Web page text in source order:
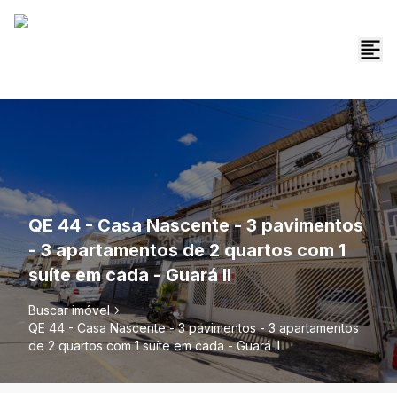
QE 44 - Casa Nascente - 3 pavimentos
- 3 apartamentos de 2 quartos com 1
suíte em cada - Guará II
Buscar imóvel
QE 44 - Casa Nascente - 3 pavimentos - 3 apartamentos
de 2 quartos com 1 suíte em cada - Guará II